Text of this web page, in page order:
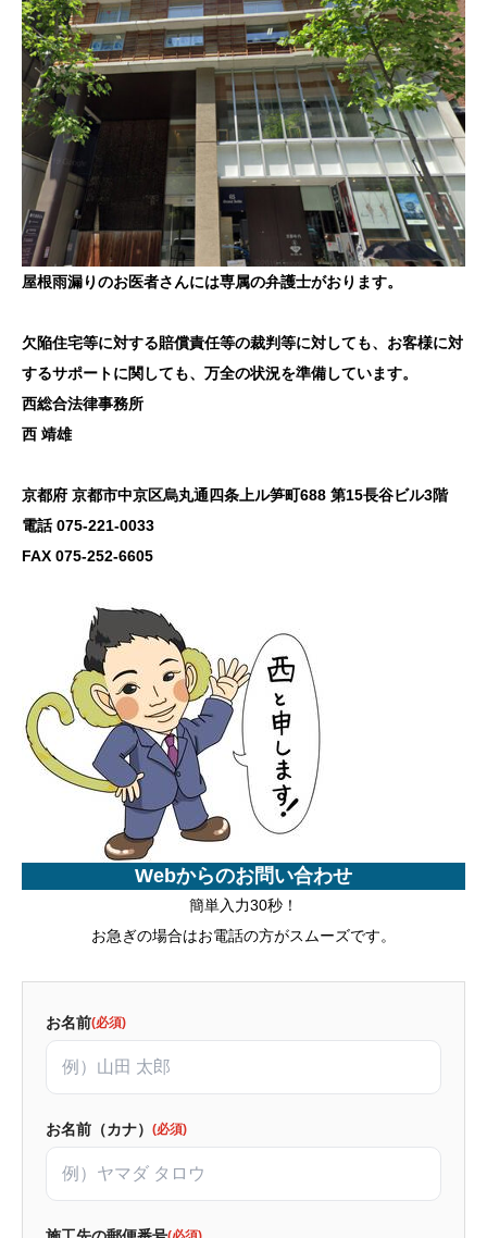
屋根雨漏りのお医者さんには専属の弁護士がおります。
欠陥住宅等に対する賠償責任等の裁判等に対しても、お客様に対
するサポートに関しても、万全の状況を準備しています。
西総合法律事務所
西 靖雄
京都府 京都市中京区烏丸通四条上ル笋町688 第15長谷ビル3階
電話 075-221-0033
FAX 075-252-6605
Webからのお問い合わせ
簡単入力30秒！
お急ぎの場合はお電話の方がスムーズです。
お名前(必須)
お名前（カナ） (必須)